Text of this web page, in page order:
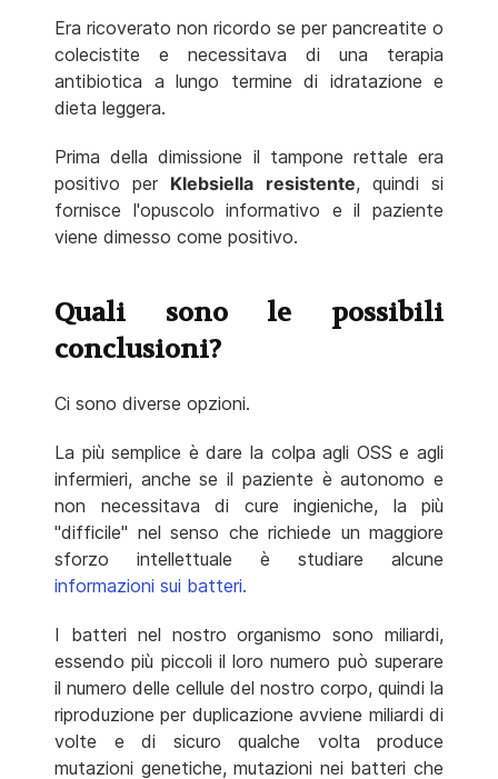
Era ricoverato non ricordo se per pancreatite o
colecistite e necessitava di una terapia
antibiotica a lungo termine di idratazione e
dieta leggera.
Prima della dimissione il tampone rettale era
positivo per Klebsiella resistente, quindi si
fornisce l'opuscolo informativo e il paziente
viene dimesso come positivo.
Quali sono le possibili
conclusioni?
Ci sono diverse opzioni.
La più semplice è dare la colpa agli OSS e agli
infermieri, anche se il paziente è autonomo e
non necessitava di cure ingieniche, la più
"difficile" nel senso che richiede un maggiore
sforzo intellettuale è studiare alcune
informazioni sui batteri.
I batteri nel nostro organismo sono miliardi,
essendo più piccoli il loro numero può superare
il numero delle cellule del nostro corpo, quindi la
riproduzione per duplicazione avviene miliardi di
volte e di sicuro qualche volta produce
mutazioni genetiche, mutazioni nei batteri che